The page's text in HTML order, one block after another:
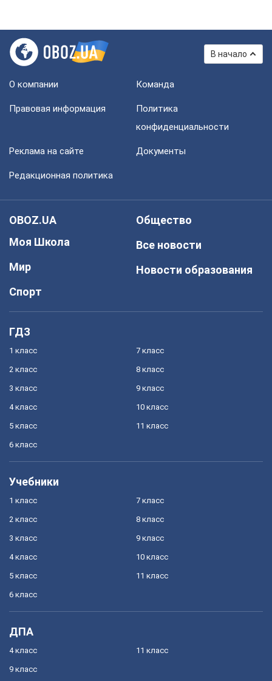
В начало
О компании Команда
Правовая информация
Политика
конфиденциальности
Реклама на сайте Документы
Редакционная политика
OBOZ.UA
Моя Школа
Мир
Спорт
Общество
Все новости
Новости образования
ГДЗ
1 класс
2 класс
3 класс
4 класс
5 класс
6 класс
7 класс
8 класс
9 класс
10 класс
11 класс
Учебники
1 класс
2 класс
3 класс
4 класс
5 класс
6 класс
7 класс
8 класс
9 класс
10 класс
11 класс
ДПА
4 класс
9 класс
11 класс